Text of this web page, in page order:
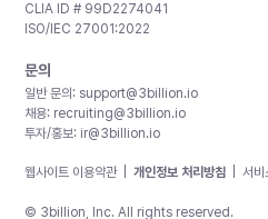
CLIA ID # 99D2274041
ISO/IEC 27001:2022
문의
일반 문의: support@3billion.io
채용: recruiting@3billion.io
투자/홍보: ir@3billion.io
웹사이트 이용약관 개인정보 처리방침 서비
© 3billion, Inc. All rights reserved.